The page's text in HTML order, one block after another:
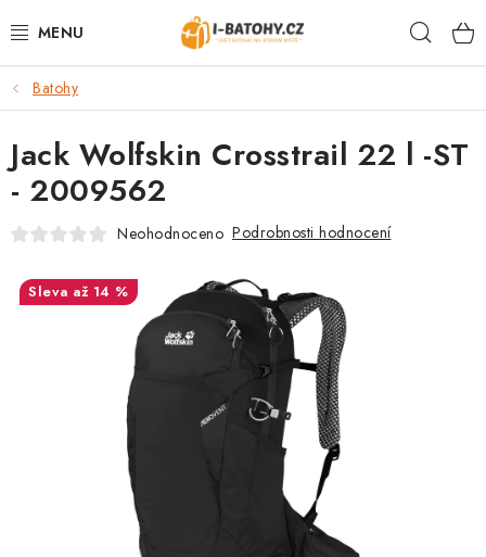
na
VÝPRODEJ %
BATOHY
TAŠKY, KABELKY
DOPLŇKY A PŘÍSLUŠENSTVÍ
PODLE AKTIVITY
Batohy
Jack Wolfskin Crosstrail 22 l -ST
- 2009562
Neohodnoceno Podrobnosti hodnocení
až 14 %